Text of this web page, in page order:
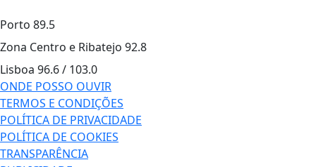
Porto 89.5
Zona Centro e Ribatejo 92.8
Lisboa 96.6 / 103.0
ONDE POSSO OUVIR
TERMOS E CONDIÇÕES
POLÍTICA DE PRIVACIDADE
POLÍTICA DE COOKIES
TRANSPARÊNCIA